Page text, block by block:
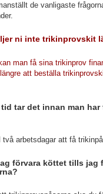
de vanligaste
ni inte trikinprovskit
man få sina trikinprov
att beställa
tar det innan man
arbetsdagar att få
förvara köttet tills jag